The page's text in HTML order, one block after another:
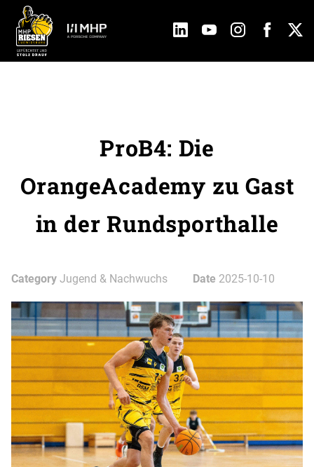
ProB4: Die
OrangeAcademy zu Gast
in der Rundsporthalle
Category Jugend & Nachwuchs Date 2025-10-10